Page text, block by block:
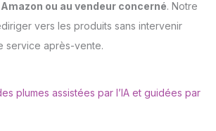
ou au vendeur concerné. Notre
vers les produits sans intervenir
service après-vente.
plumes assistées par l’IA et guidées par